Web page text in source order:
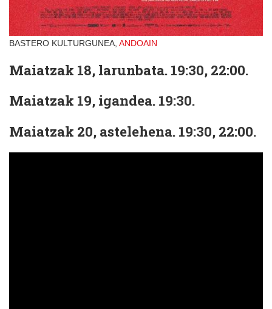
BASTERO KULTURGUNEA, ANDOAIN
Maiatzak 18, larunbata. 19:30, 22:00.
Maiatzak 19, igandea. 19:30.
Maiatzak 20, astelehena. 19:30, 22:00.